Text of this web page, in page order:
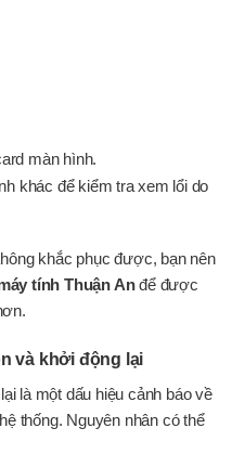
màn hình.
khác để kiểm tra xem lổi do
khắc phục được, bạn nên
tính Thuận Anđể được
và khởi động lại
là một dấu hiệu cảnh báo về
thống. Nguyên nhân có thể